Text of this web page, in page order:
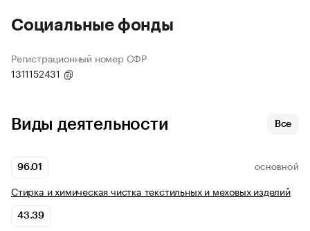
Социальные фонды
Регистрационный номер СФР
1311152431
Виды деятельности Все
96.01 ОСНОВНОЙ
Стирка и химическая чистка текстильных и меховых изделий
43.39